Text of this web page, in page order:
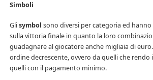
Simboli
Glisymbol sono diversi per categoria ed
sulla vittoria finale in quanto la loro
guadagnare al giocatore anche migliaia di
ordine decrescente, ovvero da quelli che rendo
quelli con il pagamento minimo.